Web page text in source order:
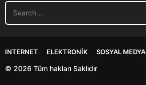
S
a
h
o
INTERNET ELEKTRONIK SOSYAL MEDYA
© 2026 Tüm hakları Saklıdır